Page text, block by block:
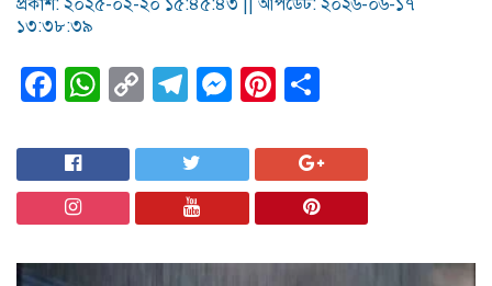
প্রকাশ: ২০২৫-০২-২০ ১৫:৪৫:৪৩ ||আপডেট: ২০২৬-০৬-১৭
১৩:৩৮:৩৯
Facebook
WhatsApp
CopyTelegram
Messenger
Pinterest